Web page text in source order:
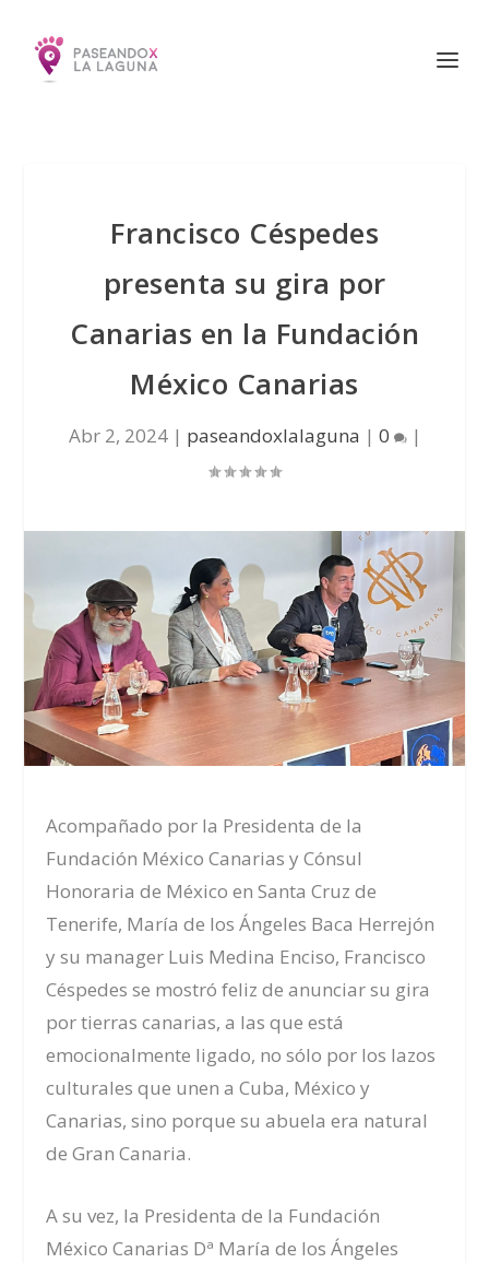
Francisco Céspedes
presenta su gira por
Canarias en la Fundación
México Canarias
Abr 2, 2024| paseandoxlalaguna | 0 |
Acompañado por la Presidenta de la
Fundación México Canarias y Cónsul
Honoraria de México en Santa Cruz de
Tenerife, María de los Ángeles Baca Herrejón
y su manager Luis Medina Enciso, Francisco
Céspedes se mostró feliz de anunciar su gira
por tierras canarias, a las que está
emocionalmente ligado, no sólo por los lazos
culturales que unen a Cuba, México y
Canarias, sino porque su abuela era natural
de Gran Canaria.
A su vez, la Presidenta de la Fundación
México Canarias Dª María de los Ángeles